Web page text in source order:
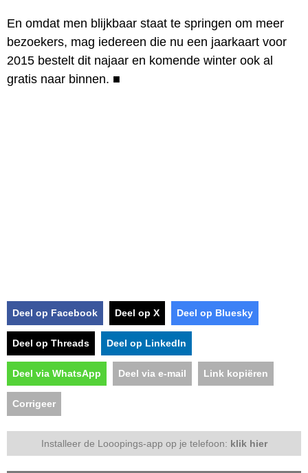
En omdat men blijkbaar staat te springen om meer
bezoekers, mag iedereen die nu een jaarkaart voor
2015 bestelt dit najaar en komende winter ook al
gratis naar binnen. ■
Deel op Facebook Deel op X Deel op Bluesky
Deel op Threads Deel op LinkedIn
Deel via WhatsApp Deel via e-mail Link kopiëren
Corrigeer
Installeer de Looopings-app op je telefoon: klik hier